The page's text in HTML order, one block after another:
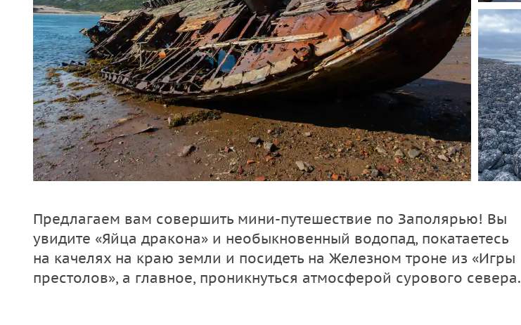
Предлагаем вам совершить мини-путешествие по Заполярью! Вы
увидите «Яйца дракона» и необыкновенный водопад, покатаетесь
на качелях на краю земли и посидеть на Железном троне из «Игры
престолов», а главное, проникнуться атмосферой сурового севера.